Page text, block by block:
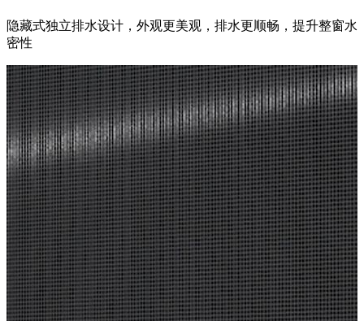
隐藏式独立排水设计，外观更美观，排水更顺畅，提升整窗水
密性